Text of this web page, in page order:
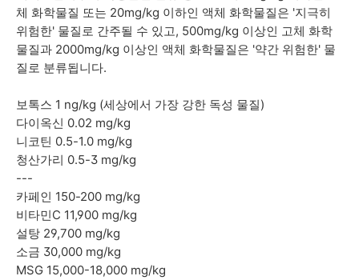
체 화학물질 또는 20mg/kg 이하인 액체 화학물질은 '지극히
위험한' 물질로 간주될 수 있고, 500mg/kg 이상인 고체 화학
물질과 2000mg/kg 이상인 액체 화학물질은 '약간 위험한' 물
질로 분류됩니다.
보톡스 1 ng/kg (세상에서 가장 강한 독성 물질)
다이옥신 0.02 mg/kg
니코틴 0.5-1.0 mg/kg
청산가리 0.5-3 mg/kg
---
카페인 150-200 mg/kg
비타민C 11,900 mg/kg
설탕 29,700 mg/kg
소금 30,000 mg/kg
MSG 15,000-18,000 mg/kg